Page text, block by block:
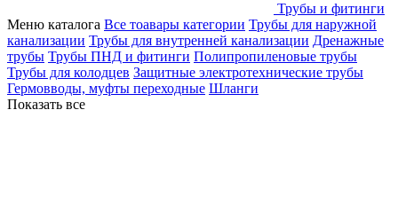
Трубы и фитинги
Меню каталога Все тоавары категории Трубы для наружной
канализации Трубы для внутренней канализации Дренажные
трубы Трубы ПНД и фитинги Полипропиленовые трубы
Трубы для колодцев Защитные электротехнические трубы
Гермовводы, муфты переходные Шланги
Показать все